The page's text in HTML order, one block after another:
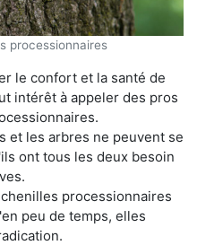
processionnaires
le confort et la santé de
intérêt à appeler des pros
et les arbres ne peuvent se
ont tous les deux besoin
processionnaires
peu de temps, elles